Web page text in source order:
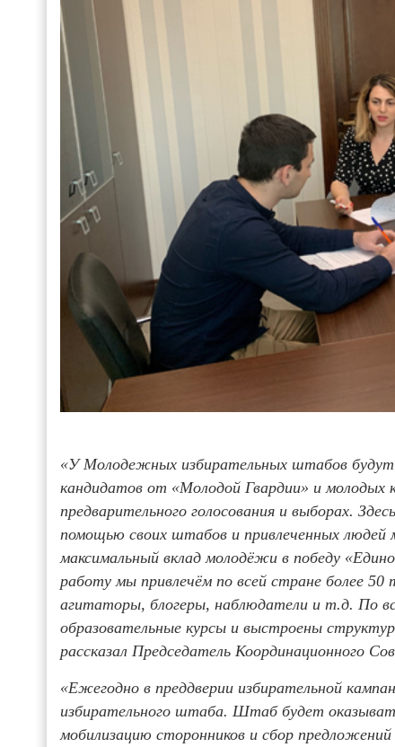
«У Молодежных избирательных штабов
кандидатов от «Молодой Гвардии» и молодых
предварительного голосования и выборах.
помощью своих штабов и привлеченных людей
максимальный вклад молодёжи в победу
работу мы привлечём по всей стране более
агитаторы, блогеры, наблюдатели и т.д. По
образовательные курсы и выстроены
рассказал Председатель Координационного
«Ежегодно в преддверии избирательной
избирательного штаба. Штаб будет
мобилизацию сторонников и сбор